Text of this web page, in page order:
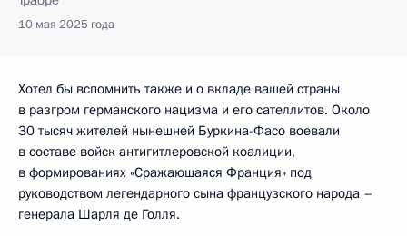
10 мая 2025 года
Хотел бы вспомнить также и о вкладе вашей страны
в разгром германского нацизма и его сателлитов. Около
30 тысяч жителей нынешней Буркина-Фасо воевали
в составе войск антигитлеровской коалиции,
в формированиях «Сражающаяся Франция» под
руководством легендарного сына французского народа –
генерала Шарля де Голля.